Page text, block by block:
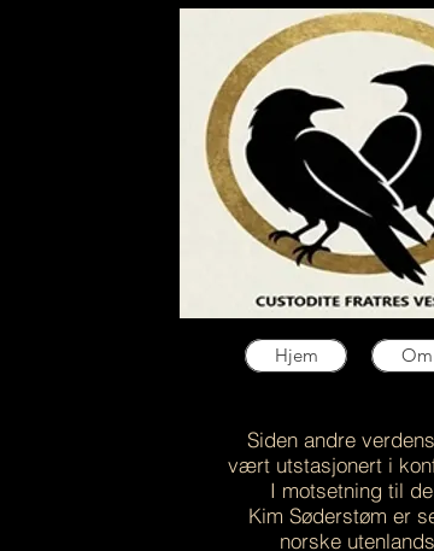
Hjem
Siden andre
vært utstasjonert i
I motsetning til
Kim Søderstøm er
norske